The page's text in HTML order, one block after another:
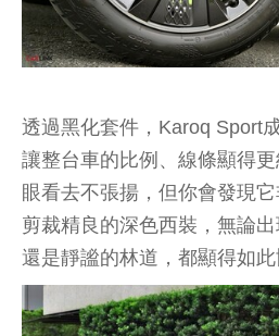
透過黑化套件，Karoq Sport
讓整台車的比例、線條顯得
眼看去不張揚，但你會發現
剪裁精良的深色西裝，無論出
還是靜謐的林道，都顯得如此